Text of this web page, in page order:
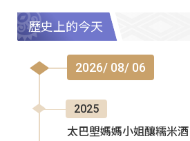
歷史上的今天
2026/ 08/ 06
2025
太巴塱媽媽小姐釀糯米